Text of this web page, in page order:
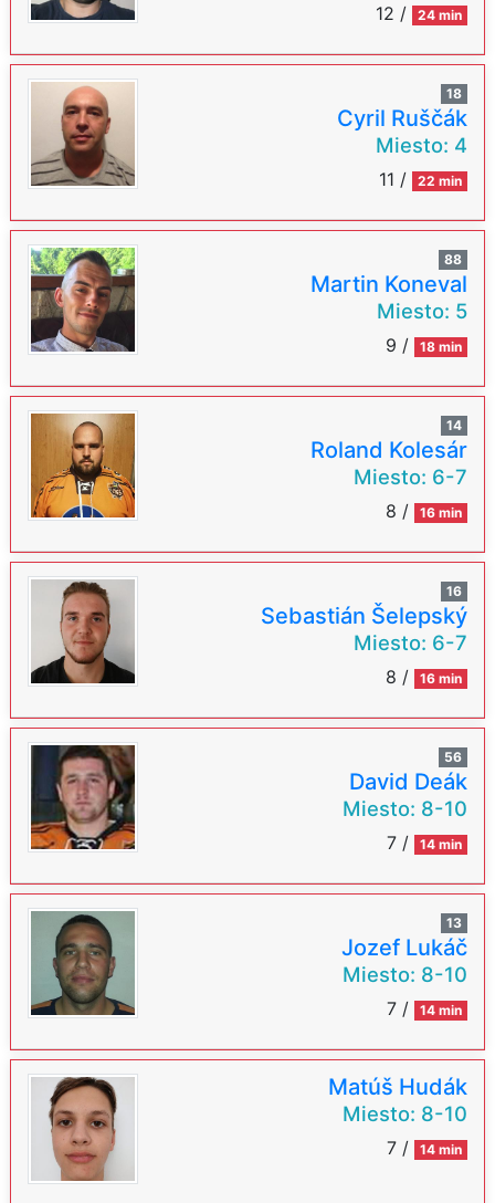
12 / 24 min
18
Cyril Ruščák
Miesto: 4
11 / 22 min
88
Martin Koneval
Miesto: 5
9 / 18 min
14
Roland Kolesár
Miesto: 6-7
8 / 16 min
16
Sebastián Šelepský
Miesto: 6-7
8 / 16 min
56
David Deák
Miesto: 8-10
7 / 14 min
13
Jozef Lukáč
Miesto: 8-10
7 / 14 min
Matúš Hudák
Miesto: 8-10
7 / 14 min